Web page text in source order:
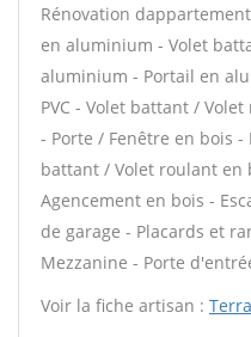
Rénovation
en aluminium - Volet
aluminium - Portail en
PVC - Volet battant /
- Porte / Fenêtre en bois
battant / Volet roulant en
Agencement en bois -
de garage - Placards et
Mezzanine - Porte
Voir la fiche artisan :